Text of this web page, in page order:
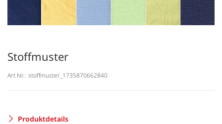
Stoffmuster
Art.Nr.: stoffmuster_1735870662840
Produktdetails